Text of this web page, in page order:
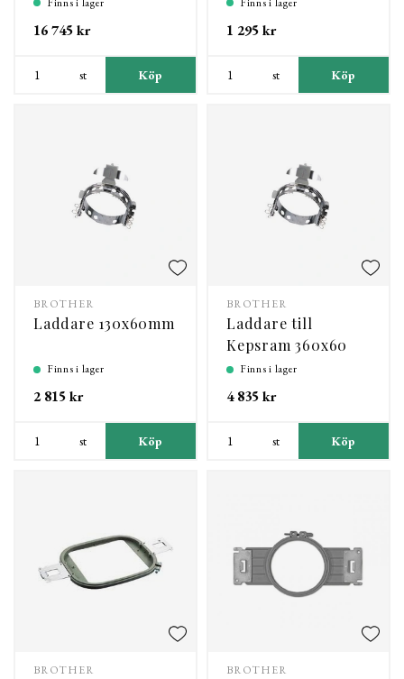
16 745 kr
st Köp
1 295 kr
st Köp
BROTHER
Laddare 130x60mm
Finns i lager
2 815 kr
st Köp
BROTHER
Laddare till
Kepsram 360x60
mmFinns i lager
4 835 kr
st Köp
BROTHER BROTHER